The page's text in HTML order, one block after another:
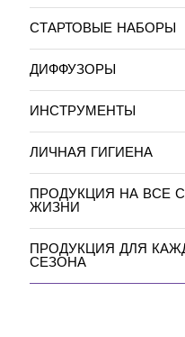
СТАРТОВЫЕ НАБОРЫ
ДИФФУЗОРЫ
ИНСТРУМЕНТЫ
ЛИЧНАЯ ГИГИЕНА
ПРОДУКЦИЯ НА ВСЕ
ЖИЗНИ
ПРОДУКЦИЯ ДЛЯ
СЕЗОНА